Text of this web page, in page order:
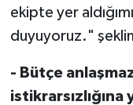
ekipte yer
duyuyoruz."
- Bütçe
istikrarsızlığına